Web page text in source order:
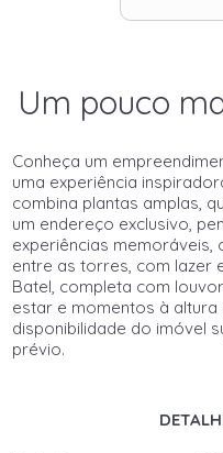
Um pouco
Conheça um
uma experiência
combina plantas amplas,
um endereço exclusivo,
experiências
entre as torres, com lazer
Batel, completa com
estar e momentos à altura
disponibilidade do imóvel
prévio.